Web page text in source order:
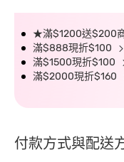
★滿$1200送$200
滿$888現折$100
滿$1500現折$100
滿$2000現折$160
付款方式與配送